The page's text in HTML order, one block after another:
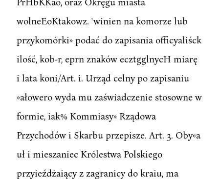
wolneEoKtakowz. 'winien na komorze lub
przykomórki» podać do zapisania officyaliśck
ilość, kob-r, eprn znaków ecztgglnycH miarę
i lata koni/Art. i. Urząd celny po zapisaniu
»ałowero wyda mu zaświadczenie stosowne w
formie, iak% Kommiasy» Rządowa
Przychodów i Skarbu przepisze. Art. 3. Oby«a
uł i mieszaniec Królestwa Polskiego
przyieźdżaiący z zagranicy do kraiu, ma